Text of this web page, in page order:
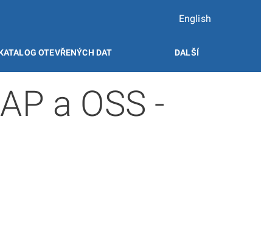
English
OTEVŘENÝCH DAT DALŠÍ
a OSS -